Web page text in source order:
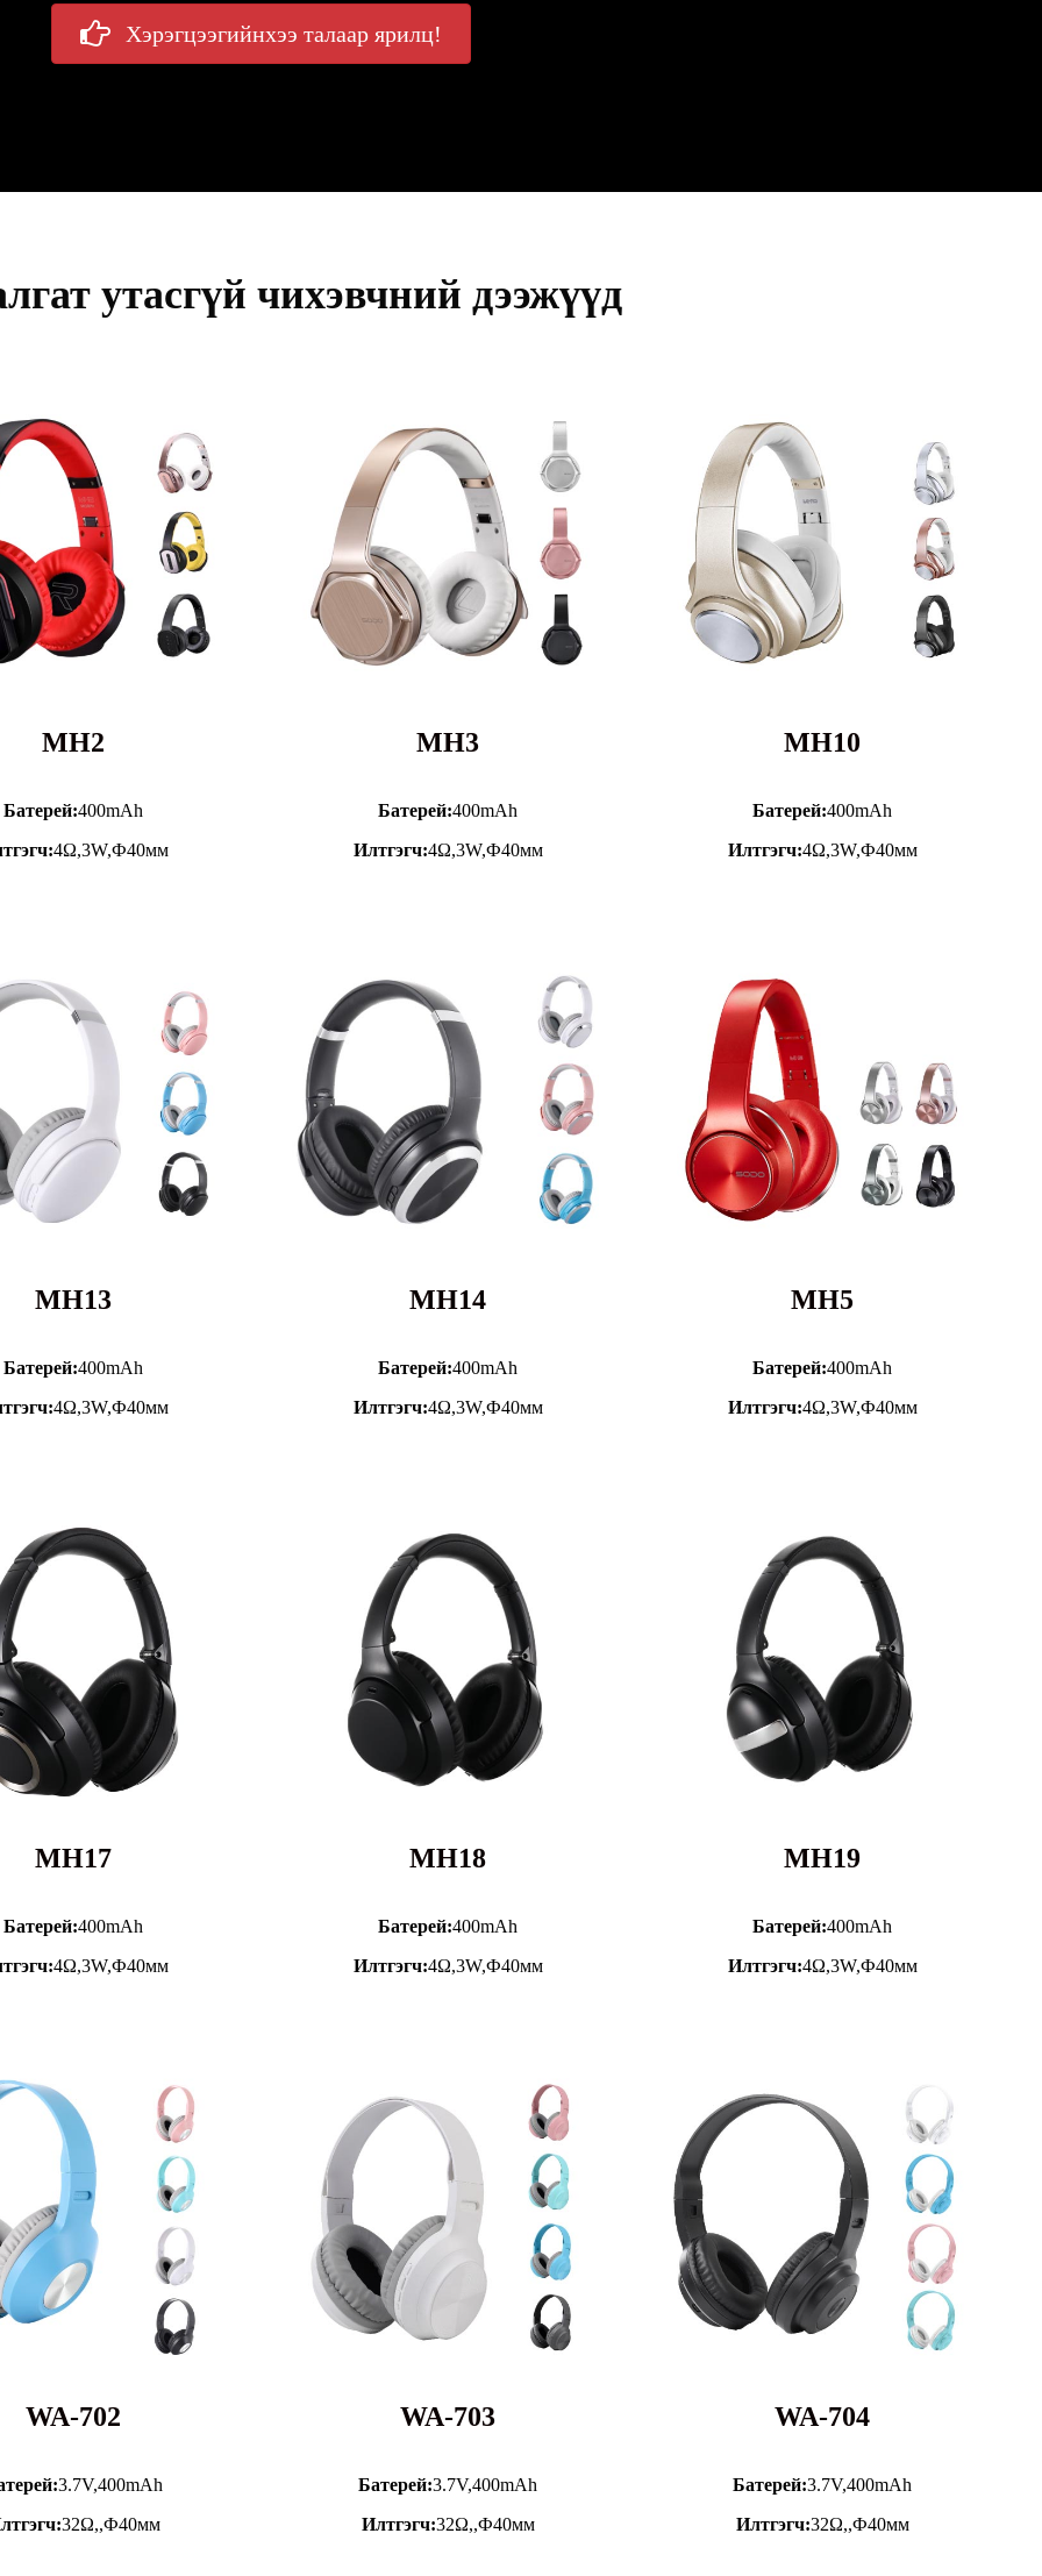
Хэрэгцээгийнхээ талаар ярилц!
утасгүй чихэвчний дээжүүд
MH2
Батерей:400mAh
4Ω,3W,Ф40мм
MH3
Батерей:400mAh
Илтгэгч:4Ω,3W,Ф40мм
MH10
Батерей:400mAh
Илтгэгч:4Ω,3W,Ф40мм
MH13
Батерей:400mAh
4Ω,3W,Ф40мм
MH14
Батерей:400mAh
Илтгэгч:4Ω,3W,Ф40мм
MH5
Батерей:400mAh
Илтгэгч:4Ω,3W,Ф40мм
MH17
Батерей:400mAh
4Ω,3W,Ф40мм
MH18
Батерей:400mAh
Илтгэгч:4Ω,3W,Ф40мм
MH19
Батерей:400mAh
Илтгэгч:4Ω,3W,Ф40мм
WA-702
3.7V,400mAh
32Ω,,Ф40мм
WA-703
Батерей:3.7V,400mAh
Илтгэгч:32Ω,,Ф40мм
WA-704
Батерей:3.7V,400mAh
Илтгэгч:32Ω,,Ф40мм